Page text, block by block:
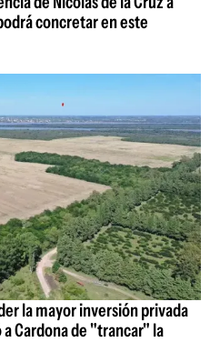
concretar en este
la mayor inversión privada
Cardona de "trancar" la